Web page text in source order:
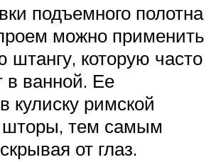
подъемного полотна
можно применить
штангу, которую часто
в ванной. Ее
кулиску римской
тем самым
от глаз.